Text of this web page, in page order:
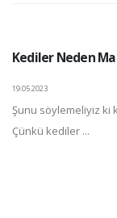
Kediler Neden
19.05.2023
Şunu söylemeliyiz ki
Çünkü kediler ...